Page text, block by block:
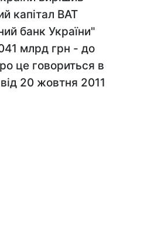
капітал ВАТ
банк України"
млрд грн - до
це говориться в
20 жовтня 2011